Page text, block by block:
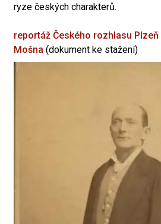
ryze českých charakterů.
reportáž Českého rozhlasu Plzeň
Mošna (dokument ke stažení)